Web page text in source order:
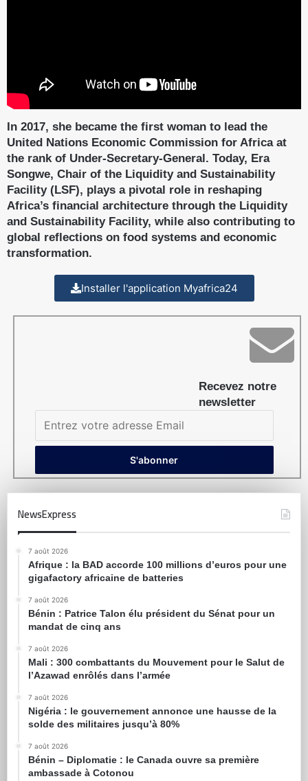
In 2017, she became the first woman to lead the
United Nations Economic Commission for Africa at
the rank of Under-Secretary-General. Today, Era
Songwe, Chair of the Liquidity and Sustainability
Facility (LSF), plays a pivotal role in reshaping
Africa’s financial architecture through the Liquidity
and Sustainability Facility, while also contributing to
global reflections on food systems and economic
transformation.
Installer l'application Myafrica24
Recevez notre
newsletter
NewsExpress
7 août 2026
Afrique : la BAD accorde 100 millions d’euros pour une
gigafactory africaine de batteries
7 août 2026
Bénin : Patrice Talon élu président du Sénat pour un
mandat de cinq ans
7 août 2026
Mali : 300 combattants du Mouvement pour le Salut de
l’Azawad enrôlés dans l’armée
7 août 2026
Nigéria : le gouvernement annonce une hausse de la
solde des militaires jusqu’à 80%
7 août 2026
Bénin – Diplomatie : le Canada ouvre sa première
ambassade à Cotonou